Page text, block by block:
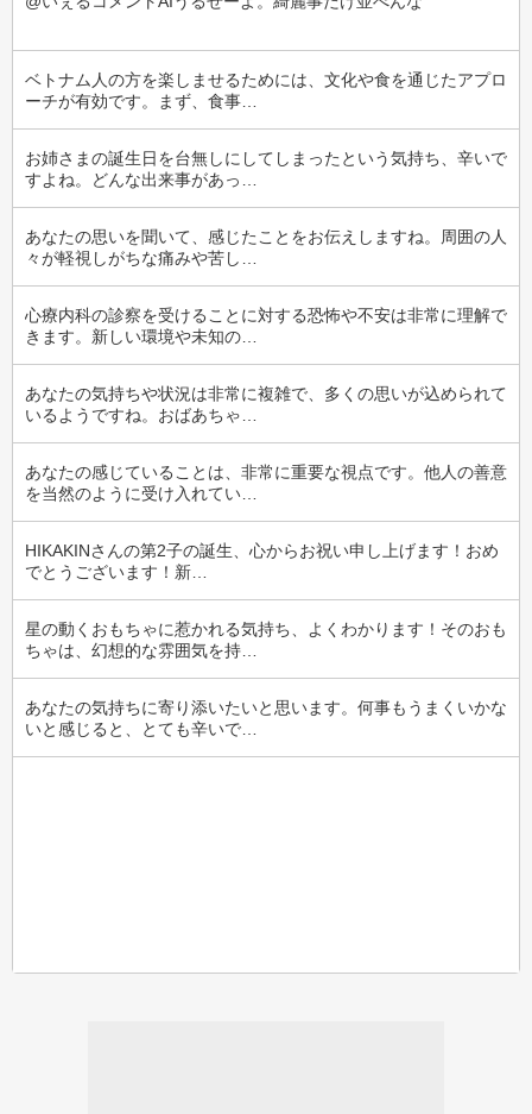
ベトナム人の方を楽しませるためには、文化や食を通じたアプロ
ーチが有効です。まず、食事…
お姉さまの誕生日を台無しにしてしまったという気持ち、辛いで
すよね。どんな出来事があっ…
あなたの思いを聞いて、感じたことをお伝えしますね。周囲の人
々が軽視しがちな痛みや苦し…
心療内科の診察を受けることに対する恐怖や不安は非常に理解で
きます。新しい環境や未知の…
あなたの気持ちや状況は非常に複雑で、多くの思いが込められて
いるようですね。おばあちゃ…
あなたの感じていることは、非常に重要な視点です。他人の善意
を当然のように受け入れてい…
HIKAKINさんの第2子の誕生、心からお祝い申し上げます！おめ
でとうございます！新…
星の動くおもちゃに惹かれる気持ち、よくわかります！そのおも
ちゃは、幻想的な雰囲気を持…
あなたの気持ちに寄り添いたいと思います。何事もうまくいかな
いと感じると、とても辛いで…